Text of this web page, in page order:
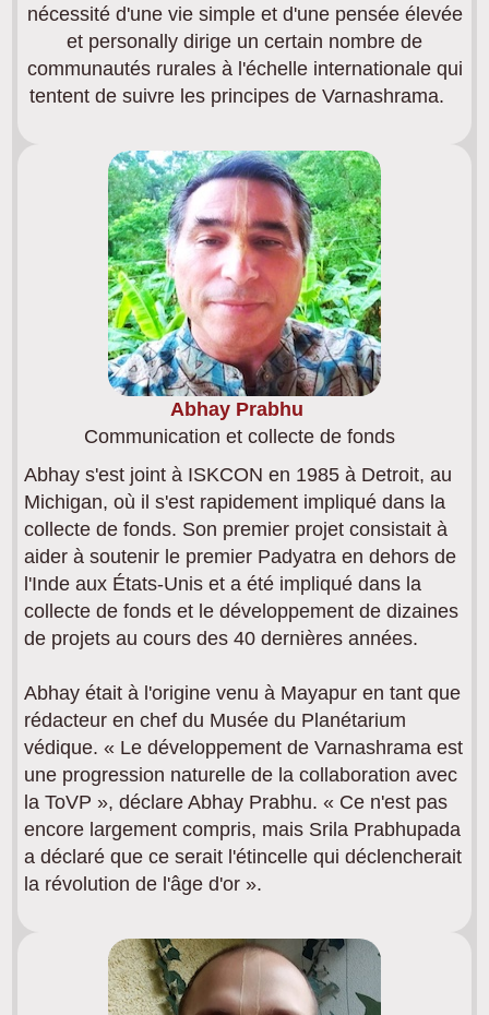
nécessité d'une vie simple et d'une pensée élevée
et personally dirige un certain nombre de
communautés rurales à l'échelle internationale qui
tentent de suivre les principes de Varnashrama.
Abhay Prabhu
Communication et collecte de fonds
Abhay s'est joint à ISKCON en 1985 à Detroit, au
Michigan, où il s'est rapidement impliqué dans la
collecte de fonds. Son premier projet consistait à
aider à soutenir le premier Padyatra en dehors de
l'Inde aux États-Unis et a été impliqué dans la
collecte de fonds et le développement de dizaines
de projets au cours des 40 dernières années.
Abhay était à l'origine venu à Mayapur en tant que
rédacteur en chef du Musée du Planétarium
védique. « Le développement de Varnashrama est
une progression naturelle de la collaboration avec
la ToVP », déclare Abhay Prabhu. « Ce n'est pas
encore largement compris, mais Srila Prabhupada
a déclaré que ce serait l'étincelle qui déclencherait
la révolution de l'âge d'or ».